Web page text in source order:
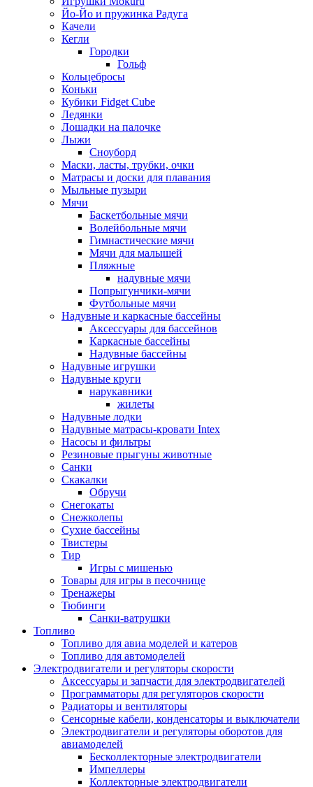
Йо-Йо и пружинка Радуга
Качели
Кегли
Городки
Гольф
Кольцебросы
Коньки
Кубики Fidget Cube
Ледянки
Лошадки на палочке
Лыжи
Сноуборд
Маски, ласты, трубки, очки
Матрасы и доски для плавания
Мыльные пузыри
Мячи
Баскетбольные мячи
Волейбольные мячи
Гимнастические мячи
Мячи для малышей
Пляжные
надувные мячи
Попрыгунчики-мячи
Футбольные мячи
Надувные и каркасные бассейны
Аксессуары для бассейнов
Каркасные бассейны
Надувные бассейны
Надувные игрушки
Надувные круги
нарукавники
жилеты
Надувные лодки
Надувные матрасы-кровати Intex
Насосы и фильтры
Резиновые прыгуны животные
Санки
Скакалки
Обручи
Снегокаты
Снежколепы
Сухие бассейны
Твистеры
Тир
Игры с мишенью
Товары для игры в песочнице
Тренажеры
Тюбинги
Санки-ватрушки
Топливо
Топливо для авиа моделей и катеров
Топливо для автомоделей
Электродвигатели и регуляторы скорости
Аксессуары и запчасти для электродвигателей
Программаторы для регуляторов скорости
Радиаторы и вентиляторы
Сенсорные кабели, конденсаторы и выключатели
Электродвигатели и регуляторы оборотов для
авиамоделей
Бесколлекторные электродвигатели
Импеллеры
Коллекторные электродвигатели